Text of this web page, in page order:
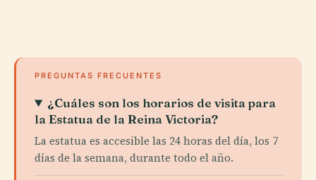
PREGUNTAS FRECUENTES
¿Cuáles son los horarios de visita para
la Estatua de la Reina Victoria?
La estatua es accesible las 24 horas del día, los 7
días de la semana, durante todo el año.